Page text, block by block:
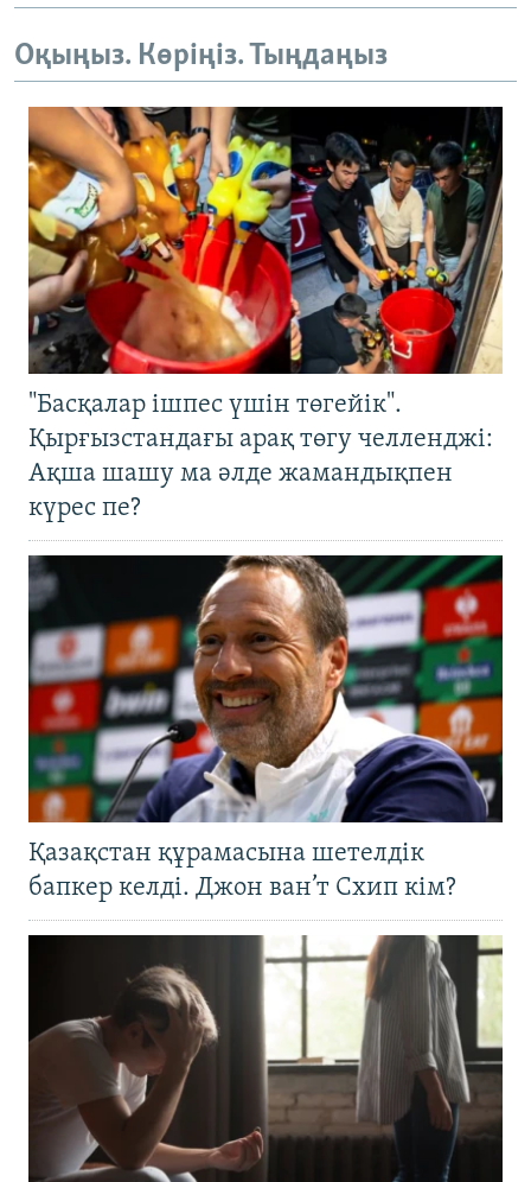
Оқыңыз. Көріңіз. Тыңдаңыз
"Басқалар ішпес үшін төгейік".
Қырғызстандағы арақ төгу челленджі:
Ақша шашу ма әлде жамандықпен
күрес пе?
Қазақстан құрамасына шетелдік
бапкер келді. Джон ван’т Схип кім?